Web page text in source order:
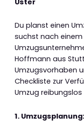
Du planst einen
suchst nach einem
Hoffmann aus
Umzugsvorhaben
Checkliste zur
Umzug
1. Umzugsplanung: